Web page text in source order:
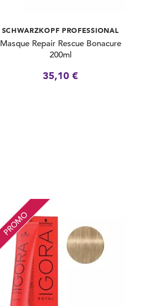
SCHWARZKOPF PROFESSIONAL
Masque Repair Rescue Bonacure
200ml
35,10 €
PROMO